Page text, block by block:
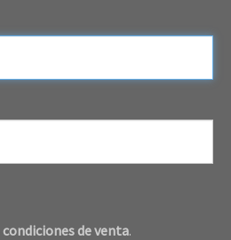
condiciones de venta.